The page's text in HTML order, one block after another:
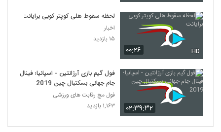
۰۰:۲۶ HD
لحظه سقوط هلی کوپتر کوبی برایانت
اخبار
۱۵ بازدید
۰۲:۳۹:۳۲
فول گیم بازی آرژانتین - اسپانیا؛ فینال
جام جهانی بسکتبال چین 2019
فول مچ رقابت های ورزشی
۱,۱۶۳ بازدید